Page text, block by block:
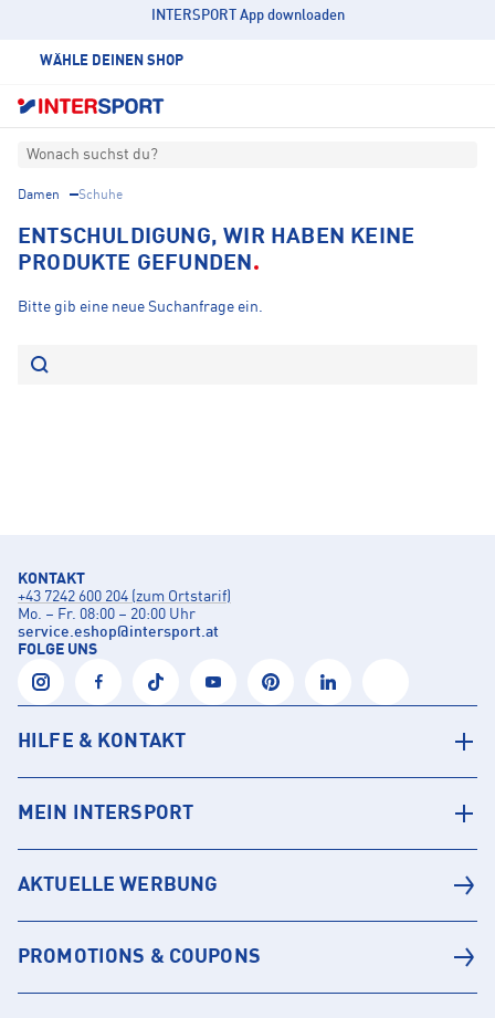
INTERSPORT App downloaden
WÄHLE DEINEN SHOP
Wonach suchst du?
Damen Schuhe
ENTSCHULDIGUNG, WIR HABEN KEINE
PRODUKTE GEFUNDEN
Bitte gib eine neue Suchanfrage ein.
KONTAKT
+43 7242 600 204 (zum Ortstarif)
Mo. – Fr. 08:00 – 20:00 Uhr
service.eshop@intersport.at
FOLGE UNS
HILFE & KONTAKT
MEIN INTERSPORT
AKTUELLE WERBUNG
PROMOTIONS & COUPONS